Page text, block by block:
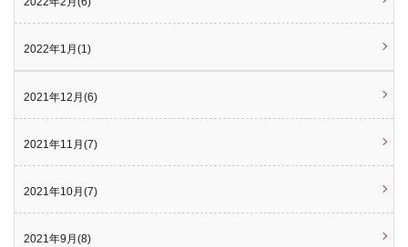
2022年1月(1)
2021年12月(6)
2021年11月(7)
2021年10月(7)
2021年9月(8)